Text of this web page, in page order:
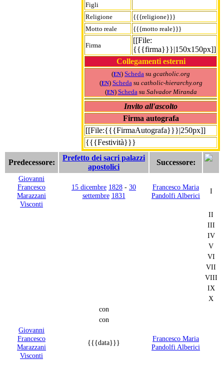
Figli
Religione
{{{religione}}}
Motto reale
{{{motto reale}}}
Firma
[[File:
{{{firma}}}|150x150px]]
Collegamenti esterni
(EN) Scheda su gcatholic.org
(EN) Scheda su catholic-hierarchy.org
(EN) Scheda su Salvador Miranda
Invito all'ascolto
Firma autografa
[[File:{{{FirmaAutografa}}}|250px]]
{{{Festività}}}
Predecessore:
Prefetto dei sacri palazzi
apostolici
Successore:
Giovanni
Francesco
Marazzani
Visconti
15 dicembre 1828 - 30
settembre 1831
Francesco Maria
Pandolfi Alberici
I
II
III
IV
V
VI
VII
VIII
IX
X
con
con
Giovanni
Francesco
Marazzani
Visconti
{{{data}}}
Francesco Maria
Pandolfi Alberici